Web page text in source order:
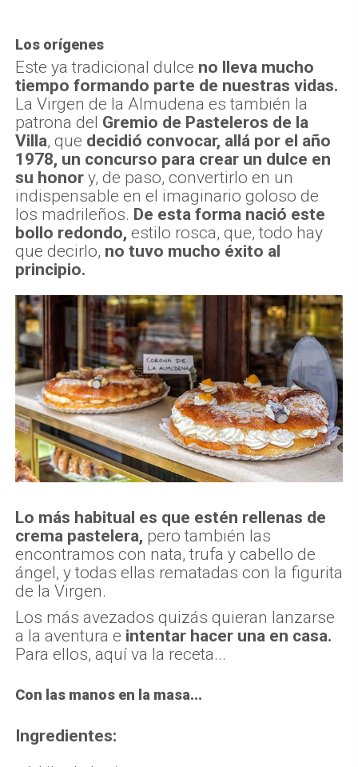
Los orígenes
Este ya tradicional dulce no lleva mucho
tiempo formando parte de nuestras vidas.
La Virgen de la Almudena es también la
patrona del Gremio de Pasteleros de la
Villa, que decidió convocar, allá por el año
1978, un concurso para crear un dulce en
su honor y, de paso, convertirlo en un
indispensable en el imaginario goloso de
los madrileños. De esta forma nació este
bollo redondo, estilo rosca, que, todo hay
que decirlo, no tuvo mucho éxito al
principio.
Lo más habitual es que estén rellenas de
crema pastelera, pero también las
encontramos con nata, trufa y cabello de
ángel, y todas ellas rematadas con la figurita
de la Virgen.
Los más avezados quizás quieran lanzarse
a la aventura e intentar hacer una en casa.
Para ellos, aquí va la receta...
Con las manos en la masa...
Ingredientes: